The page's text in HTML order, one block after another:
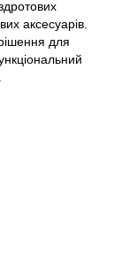
аксесуарів.
для